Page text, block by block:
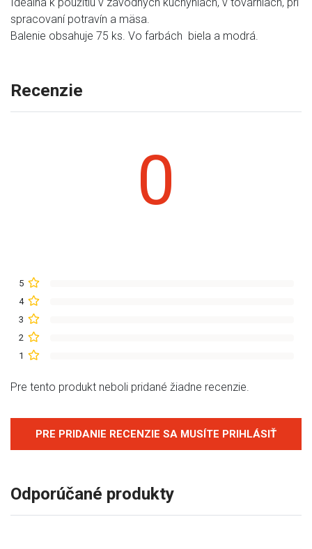
spracovaní potravín a mäsa.
Balenie obsahuje 75 ks. Vo farbách biela a modrá.
Recenzie
0
5
4
3
2
1
Pre tento produkt neboli pridané žiadne recenzie.
PRE PRIDANIE RECENZIE SA MUSÍTE PRIHLÁSIŤ
Odporúčané produkty